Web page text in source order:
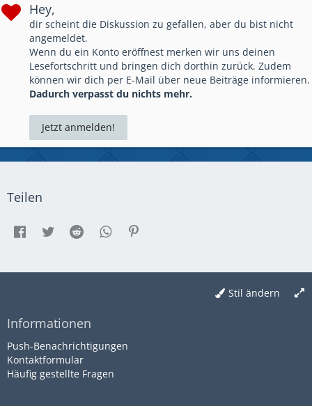
Hey,
dir scheint die Diskussion zu gefallen, aber du bist nicht
angemeldet.
Wenn du ein Konto eröffnest merken wir uns deinen
Lesefortschritt und bringen dich dorthin zurück. Zudem
können wir dich per E-Mail über neue Beiträge informieren.
Dadurch verpasst du nichts mehr.
Jetzt anmelden!
Teilen
Stil ändern
Informationen
Push-Benachrichtigungen
Kontaktformular
Häufig gestellte Fragen